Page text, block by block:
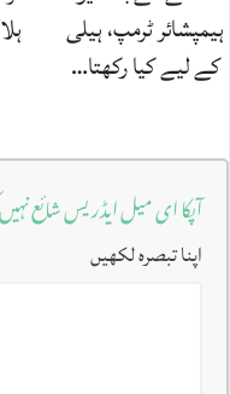
ہیمپشائر ٹرمپ، ہیلی
کے لیے کیا رکھتا…
آپکا ای میل ایڈریس شائع
اپنا تبصرہ لکھیں